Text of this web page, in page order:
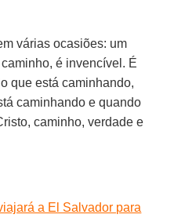
várias ocasiões: um
é invencível. É
que está caminhando,
caminhando e quando
caminho, verdade e
a El Salvador para